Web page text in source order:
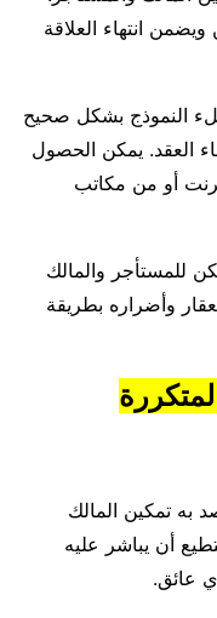
انتهاء العلاقة
النموذج بشكل صحيح
العقد. يمكن الحصول
أو من مكاتب
للمستأجر والمالك
وأضراره بطريقة
به تمكين المالك
أن يباشر عليه
عائق.